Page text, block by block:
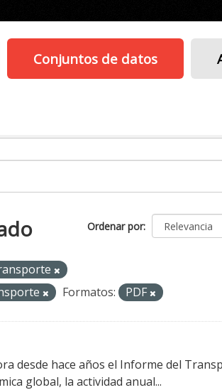
Conjuntos de datos
Ordenar por
Formatos: PDF
desde hace años el Informe del
global, la actividad anual...